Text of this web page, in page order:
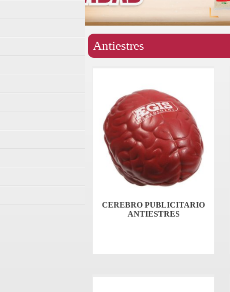
Antiestres
CEREBRO PUBLICITARIO
ANTIESTRES